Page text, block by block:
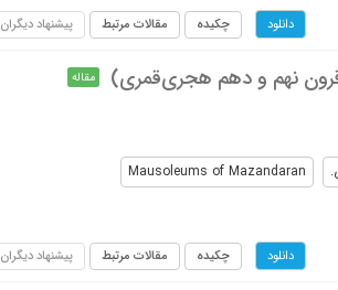
دانلود چکیده مقالات مرتبط پیشنهاد دیگران
(قرون نهم و دهم هجری‌قمری) مقاله
Mausoleums of Mazandaran
دانلود چکیده مقالات مرتبط پیشنهاد دیگران